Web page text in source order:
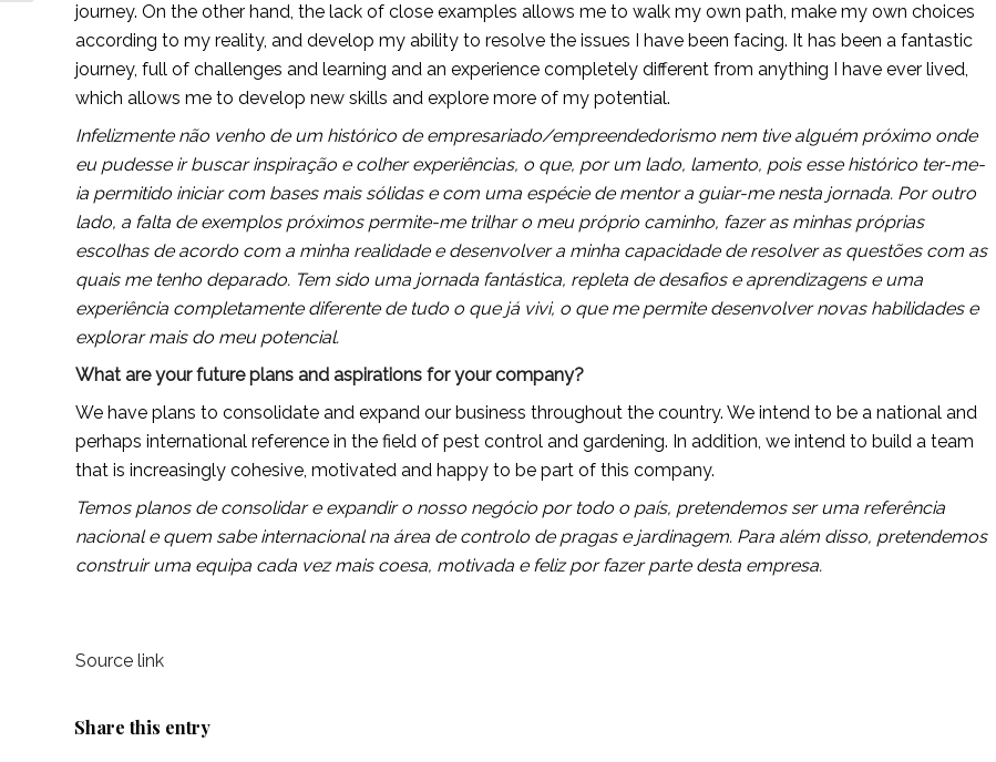
journey. On the other hand, the lack of close examples allows me to walk my own path, make my own choices
according to my reality, and develop my ability to resolve the issues I have been facing. It has been a fantastic
journey, full of challenges and learning and an experience completely different from anything I have ever lived,
which allows me to develop new skills and explore more of my potential.
Infelizmente não venho de um histórico de empresariado/empreendedorismo nem tive alguém próximo onde
eu pudesse ir buscar inspiração e colher experiências, o que, por um lado, lamento, pois esse histórico ter-me-
ia permitido iniciar com bases mais sólidas e com uma espécie de mentor a guiar-me nesta jornada. Por outro
lado, a falta de exemplos próximos permite-me trilhar o meu próprio caminho, fazer as minhas próprias
escolhas de acordo com a minha realidade e desenvolver a minha capacidade de resolver as questões com as
quais me tenho deparado. Tem sido uma jornada fantástica, repleta de desafios e aprendizagens e uma
experiência completamente diferente de tudo o que já vivi, o que me permite desenvolver novas habilidades e
explorar mais do meu potencial.
What are your future plans and aspirations for your company?
We have plans to consolidate and expand our business throughout the country. We intend to be a national and
perhaps international reference in the field of pest control and gardening. In addition, we intend to build a team
that is increasingly cohesive, motivated and happy to be part of this company.
Temos planos de consolidar e expandir o nosso negócio por todo o país, pretendemos ser uma referência
nacional e quem sabe internacional na área de controlo de pragas e jardinagem. Para além disso, pretendemos
construir uma equipa cada vez mais coesa, motivada e feliz por fazer parte desta empresa.
Source link
Share this entry